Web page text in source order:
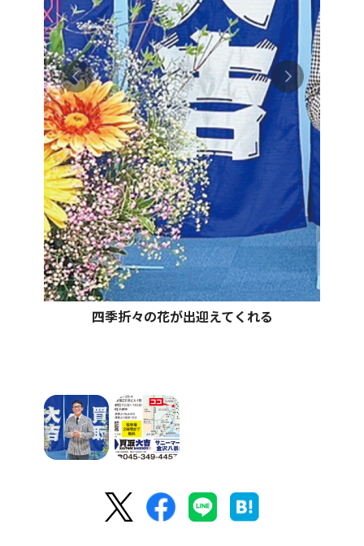
四季折々の花が出迎えてくれる